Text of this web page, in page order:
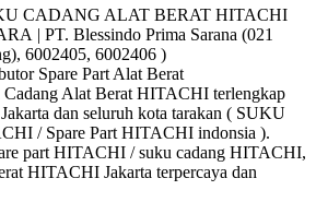
CADANG ALAT BERAT HITACHI
| PT. Blessindo Prima Sarana (021
6002405, 6002406 )
Spare Part Alat Berat
Alat Berat HITACHI terlengkap
dan seluruh kota tarakan ( SUKU
/ Spare Part HITACHI indonsia ).
part HITACHI / suku cadang HITACHI,
HITACHI Jakarta terpercaya dan